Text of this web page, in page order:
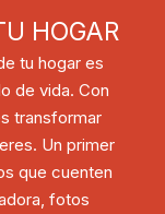
HOGAR
tu hogar es
de vida. Con
transformar
Un primer
que cuenten
fotos